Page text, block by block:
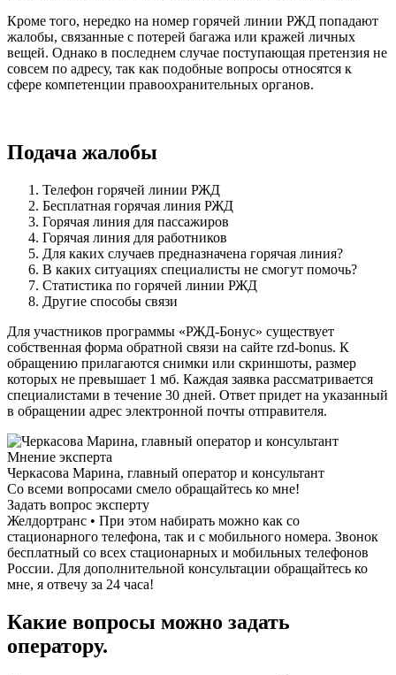
Кроме того, нередко на номер горячей линии РЖД попадают
жалобы, связанные с потерей багажа или кражей личных
вещей. Однако в последнем случае поступающая претензия не
совсем по адресу, так как подобные вопросы относятся к
сфере компетенции правоохранительных органов.
Подача жалобы
Телефон горячей линии РЖД
Бесплатная горячая линия РЖД
Горячая линия для пассажиров
Горячая линия для работников
Для каких случаев предназначена горячая линия?
В каких ситуациях специалисты не смогут помочь?
Статистика по горячей линии РЖД
Другие способы связи
Для участников программы «РЖД-Бонус» существует
собственная форма обратной связи на сайте rzd-bonus. К
обращению прилагаются снимки или скриншоты, размер
которых не превышает 1 мб. Каждая заявка рассматривается
специалистами в течение 30 дней. Ответ придет на указанный
в обращении адрес электронной почты отправителя.
Мнение эксперта
Черкасова Марина, главный оператор и консультант
Со всеми вопросами смело обращайтесь ко мне!
Задать вопрос эксперту
Желдортранс • При этом набирать можно как со
стационарного телефона, так и с мобильного номера. Звонок
бесплатный со всех стационарных и мобильных телефонов
России. Для дополнительной консультации обращайтесь ко
мне, я отвечу за 24 часа!
Какие вопросы можно задать
оператору.